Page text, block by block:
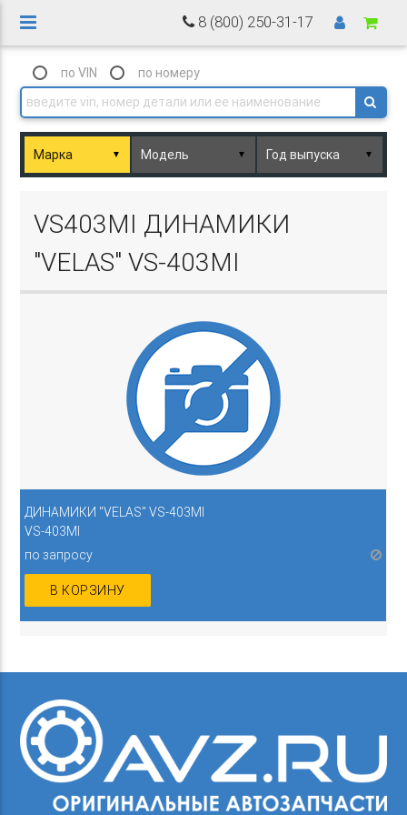
8 (800) 250-31-17
по VIN по номеру
▼ ▼ ▼
VS403MI ДИНАМИКИ
"VELAS" VS-403MI
ДИНАМИКИ "VELAS" VS-403MI
VS-403MI
по запросу
В КОРЗИНУ